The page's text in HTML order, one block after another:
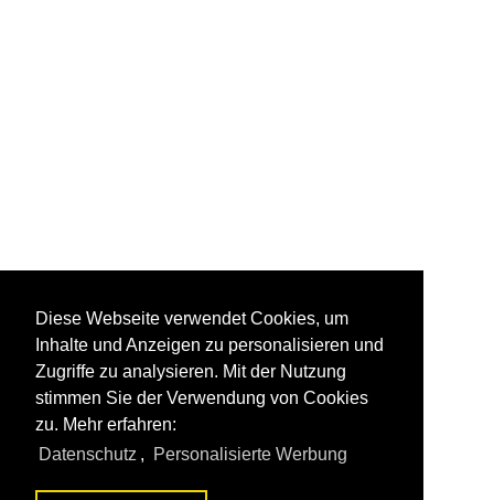
Diese Webseite verwendet Cookies, um
Inhalte und Anzeigen zu personalisieren und
Zugriffe zu analysieren. Mit der Nutzung
stimmen Sie der Verwendung von Cookies
zu. Mehr erfahren:
Datenschutz , Personalisierte Werbung